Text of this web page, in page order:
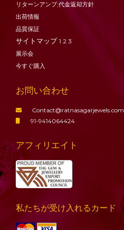
リターンアンプ;代金返却方針
出荷情報
品質保証
サイトマップ 1 2 3
展示会
今すぐ購入
お問い合わせ
Contact@ratnasagarjewels.com
91-9414064424
アフィリエイト
私たちが受け入れるカード